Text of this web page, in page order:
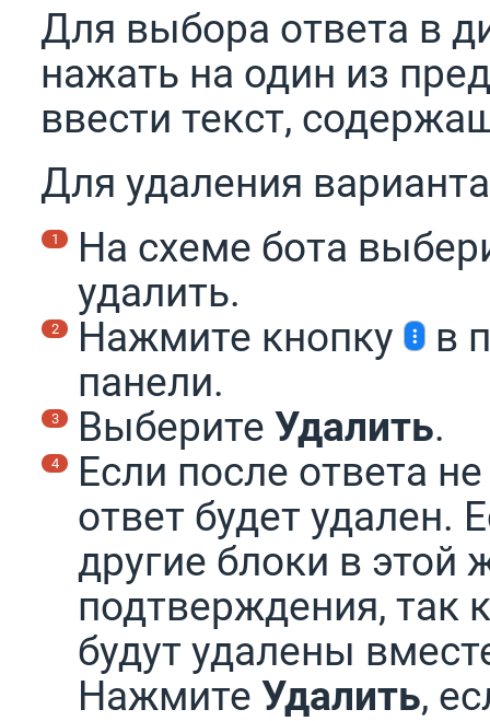
Для выбора ответа в
нажать на один из
ввести текст,
Для удаления
На схеме бота
удалить.
Нажмите кнопку
в
панели.
Выберите Удалить.
Если после ответа
ответ будет удален.
другие блоки в этой
подтверждения, так
будут удалены
Нажмите Удалить,